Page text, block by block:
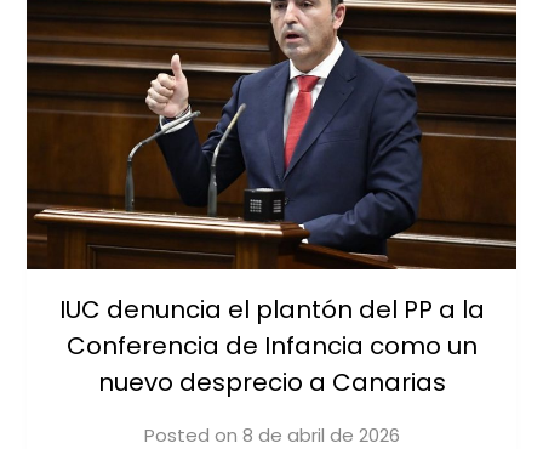
IUC denuncia el plantón del PP a la
Conferencia de Infancia como un
nuevo desprecio a Canarias
Posted on 8 de abril de 2026